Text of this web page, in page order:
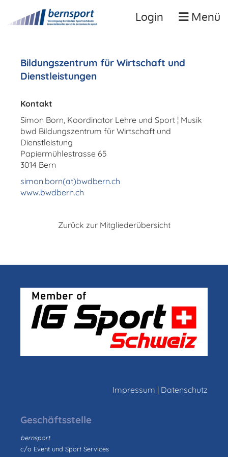
Login Menü
Bildungszentrum für Wirtschaft und
Dienstleistungen
Kontakt
Simon Born, Koordinator Lehre und Sport ¦ Musik
bwd Bildungszentrum für Wirtschaft und
Dienstleistung
Papiermühlestrasse 65
3014 Bern
simon.born(at)bwdbern.ch
www.bwdbern.ch
Zurück zur Mitgliederübersicht
Impressum | Datenschutz
Geschäftsstelle
bernsport
c/o Event und Sport Services